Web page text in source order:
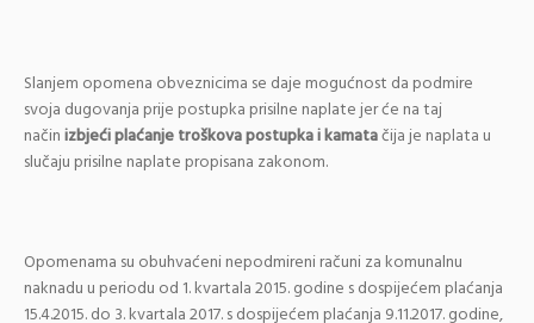
Slanjem opomena obveznicima se daje mogućnost da podmire
svoja dugovanja prije postupka prisilne naplate jer će na taj
načinizbjeći plaćanje troškova postupka i kamatačija je naplata u
slučaju prisilne naplate propisana zakonom.
Opomenama su obuhvaćeni nepodmireni računi za komunalnu
naknadu u periodu od 1. kvartala 2015. godine s dospijećem plaćanja
15.4.2015. do 3. kvartala 2017. s dospijećem plaćanja 9.11.2017. godine,